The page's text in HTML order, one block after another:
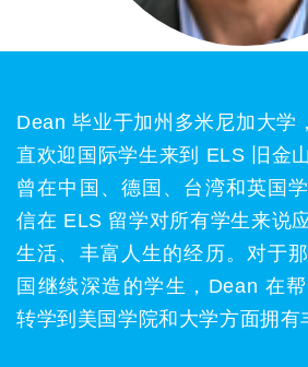
Dean 毕业于加州多米尼加大学
直欢迎国际学生来到 ELS 旧金
曾在中国、德国、台湾和英国
信在 ELS 留学对所有学生来说
生活、丰富人生的经历。对于
国继续深造的学生，Dean 在
转学到美国学院和大学方面拥有